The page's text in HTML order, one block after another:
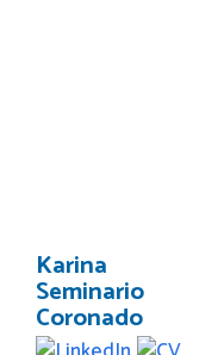
Karina
Seminario
Coronado